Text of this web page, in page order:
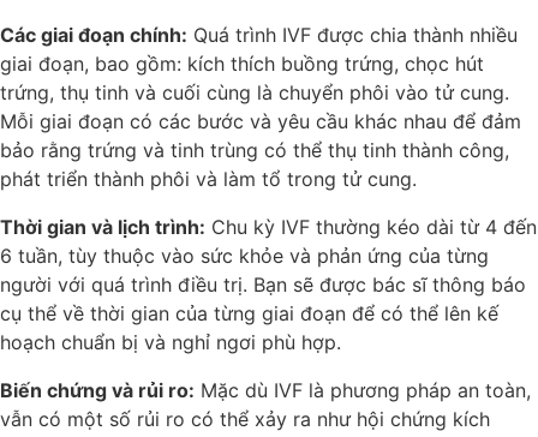
Các giai đoạn chính: Quá trình IVF được chia thành nhiều
giai đoạn, bao gồm: kích thích buồng trứng, chọc hút
trứng, thụ tinh và cuối cùng là chuyển phôi vào tử cung.
Mỗi giai đoạn có các bước và yêu cầu khác nhau để đảm
bảo rằng trứng và tinh trùng có thể thụ tinh thành công,
phát triển thành phôi và làm tổ trong tử cung.
Thời gian và lịch trình: Chu kỳ IVF thường kéo dài từ 4 đến
6 tuần, tùy thuộc vào sức khỏe và phản ứng của từng
người với quá trình điều trị. Bạn sẽ được bác sĩ thông báo
cụ thể về thời gian của từng giai đoạn để có thể lên kế
hoạch chuẩn bị và nghỉ ngơi phù hợp.
Biến chứng và rủi ro: Mặc dù IVF là phương pháp an toàn,
vẫn có một số rủi ro có thể xảy ra như hội chứng kích